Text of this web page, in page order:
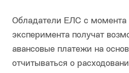
Обладатели ЕЛС с момента
эксперимента получат
авансовые платежи на
отчитываться о